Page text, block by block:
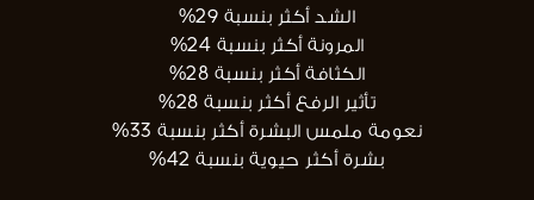
الشد أكثر بنسبة 29%
المرونة أكثر بنسبة 24%
الكثافة أكثر بنسبة 28%
تأثير الرفع أكثر بنسبة 28%
نعومة ملمس البشرة أكثر بنسبة 33%
بشرة أكثر حيوية بنسبة 42%